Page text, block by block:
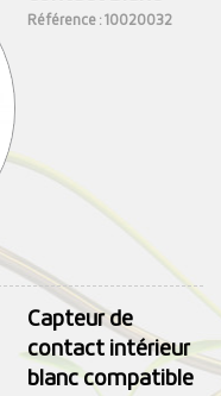
Référence : 10020032
Capteur de
contact intérieur
blanc compatible